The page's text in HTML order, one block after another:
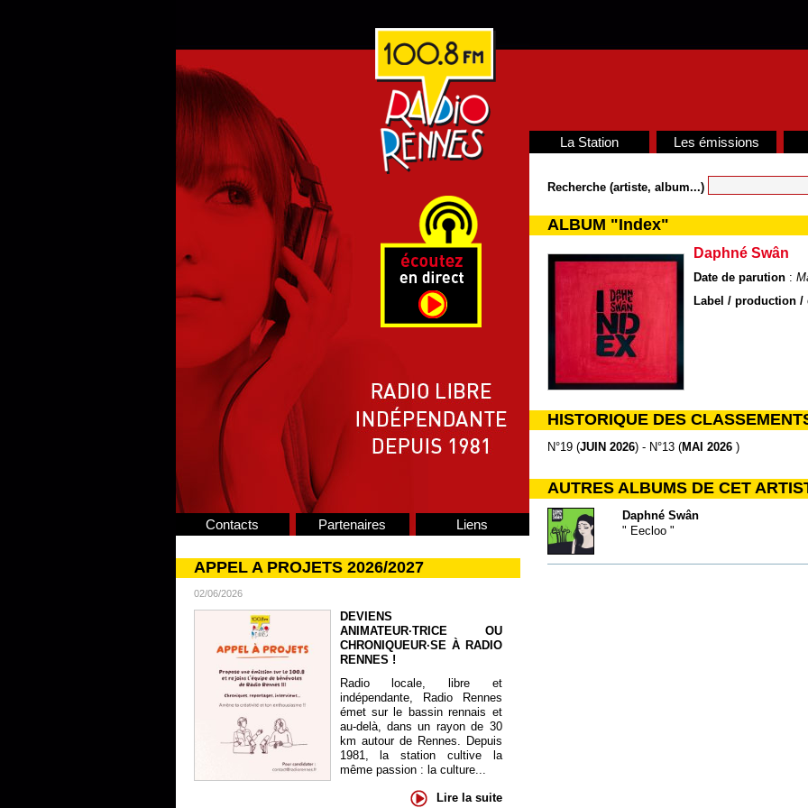
Contacts Partenaires Liens
APPEL A PROJETS 2026/2027
02/06/2026
DEVIENS
ANIMATEUR·TRICE OU
CHRONIQUEUR·SE À RADIO
RENNES !
Radio locale, libre et
indépendante, Radio Rennes
émet sur le bassin rennais et
au-delà, dans un rayon de 30
km autour de Rennes. Depuis
1981, la station cultive la
même passion : la culture...
Lire la suite
La Station Les émissions
Recherche (artiste, album...)
ALBUM "Index"
Daphné Swân
Date de parution:
Label / production
HISTORIQUE DES
N°19 (JUIN 2026) - N°13 (MAI 2026 )
AUTRES ALBUMS DE CET
Daphné Swân
" Eecloo "